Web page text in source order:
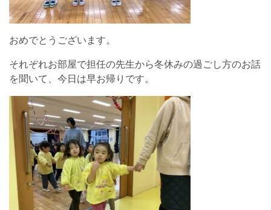
おめでとうございます。
それぞれお部屋で担任の先生から冬休みの過ごし方のお話
を聞いて、今日は早お帰りです。